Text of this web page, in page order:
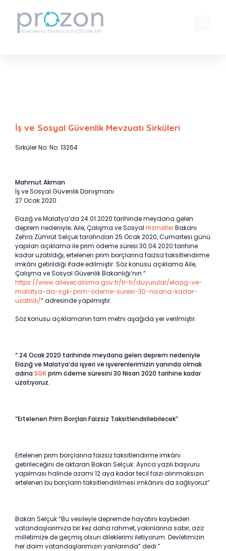
İş ve Sosyal Güvenlik Mevzuatı Sirküleri
Sirküler No: No: 13264
Mahmut Akman
İş ve Sosyal Güvenlik Danışmanı
27 Ocak 2020
Elazığ ve Malatya’da 24.01.2020 tarihinde meydana gelen
deprem nedeniyle; Aile, Çalışma ve Sosyal HizmetlerBakanı
Zehra Zümrüt Selçuk tarafından 25 Ocak 2020, Cumartesi günü
yapılan açıklama ile prim ödeme süresi 30.04.2020 tarihine
kadar uzatıldığı, ertelenen prim borçlarına faizsiz taksitlendirme
imkânı getirildiği ifade edilmiştir. Söz konusu açıklama Aile,
Çalışma ve Sosyal Güvenlik Bakanlığı’nın “
https://www.ailevecalisma.gov.tr/tr-tr/duyurular/elazig-ve-
malatya-da-sgk-prim-odeme-suresi-30-nisana-kadar-
uzatildi/” adresinde yapılmıştır.
Söz konusu açıklamanın tam metni aşağıda yer verilmiştir.
“ 24 Ocak 2020 tarihinde meydana gelen deprem nedeniyle
Elazığ ve Malatya’da işyeri ve işverenlerimizin yanında olmak
adına SGKprim ödeme süresini 30 Nisan 2020 tarihine kadar
uzatıyoruz.
“Ertelenen Prim Borçları Faizsiz Taksitlendirilebilecek”
Ertelenen prim borçlarına faizsiz taksitlendirme imkânı
getirileceğini de aktaran Bakan Selçuk: Ayrıca yazılı başvuru
yapılması halinde azami 12 aya kadar tecil faizi alınmaksızın
ertelenen bu borçların taksitlendirilmesi imkânını da sağlıyoruz”
Bakan Selçuk “Bu vesileyle depremde hayatını kaybeden
vatandaşlarımıza bir kez daha rahmet, yakınlarına sabır, aziz
milletimize de geçmiş olsun dileklerimi iletiyorum. Devletimizin
her daim vatandaşlarımızın yanlarında” dedi.”